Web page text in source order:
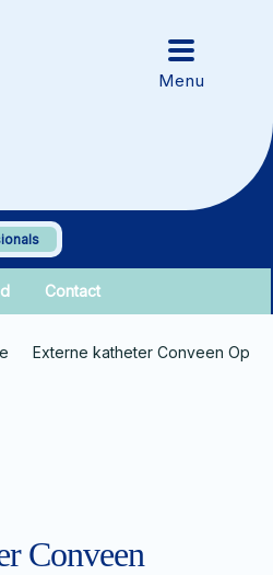
Contact
Externe katheter Conveen
Conveen